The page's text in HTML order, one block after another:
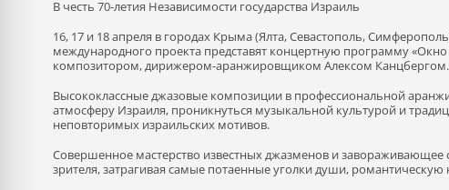
В честь 70-летия Независимости государства Израиль
16, 17 и 18 апреля в городах Крыма (Ялта, Севастополь,
международного проекта представят концертную программу
композитором, дирижером-аранжировщиком Алексом Канцбергом.
Высококлассные джазовые композиции в профессиональной
атмосферу Израиля, проникнуться музыкальной культурой и
неповторимых израильских мотивов.
Совершенное мастерство известных джазменов и
зрителя, затрагивая самые потаенные уголки души,